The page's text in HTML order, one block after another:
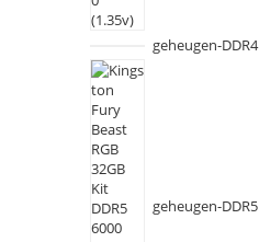
geheugen-DDR4
geheugen-DDR5